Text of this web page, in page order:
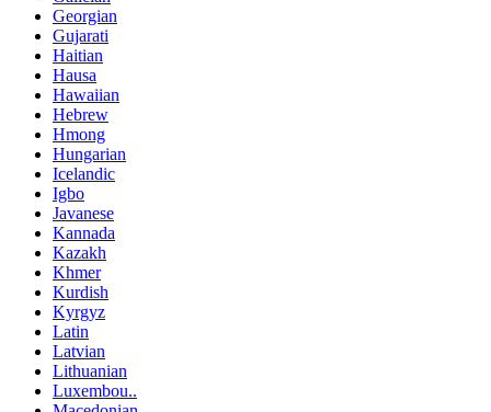
Georgian
Gujarati
Haitian
Hausa
Hawaiian
Hebrew
Hmong
Hungarian
Icelandic
Igbo
Javanese
Kannada
Kazakh
Khmer
Kurdish
Kyrgyz
Latin
Latvian
Lithuanian
Luxembou..